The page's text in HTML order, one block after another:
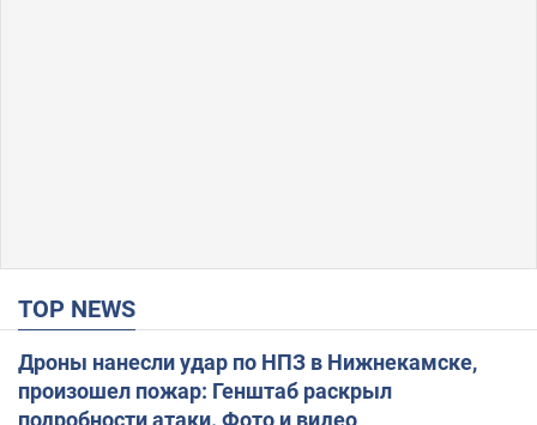
TOP NEWS
Дроны нанесли удар по НПЗ в Нижнекамске,
произошел пожар: Генштаб раскрыл
подробности атаки. Фото и видео